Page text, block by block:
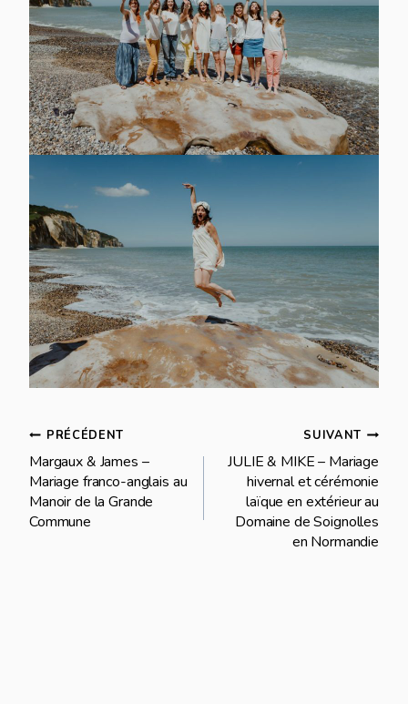
Navigation
de
l’article
PRÉCÉDENT
Margaux & James –
Mariage franco-anglais au
Manoir de la Grande
Commune
SUIVANT
JULIE & MIKE – Mariage
hivernal et cérémonie
laïque en extérieur au
Domaine de Soignolles
en Normandie